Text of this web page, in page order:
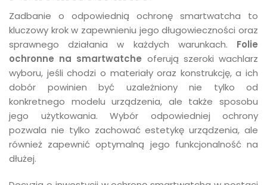
Zadbanie o odpowiednią ochronę smartwatcha to
kluczowy krok w zapewnieniu jego długowieczności oraz
sprawnego działania w każdych warunkach. Folie
ochronne na smartwatche oferują szeroki wachlarz
wyboru, jeśli chodzi o materiały oraz konstrukcję, a ich
dobór powinien być uzależniony nie tylko od
konkretnego modelu urządzenia, ale także sposobu
jego użytkowania. Wybór odpowiedniej ochrony
pozwala nie tylko zachować estetykę urządzenia, ale
również zapewnić optymalną jego funkcjonalność na
dłużej.